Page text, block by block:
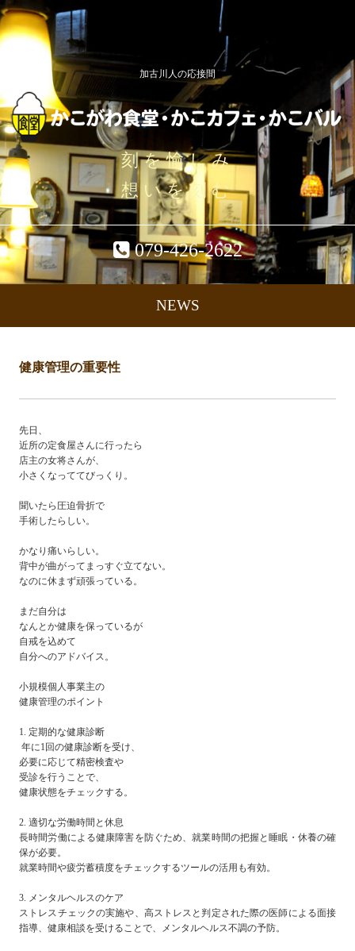
加古川人の応接間
刻を愉しみ
想いを刻む
079-426-2622
NEWS
健康管理の重要性
先日、
近所の定食屋さんに行ったら
店主の女将さんが、
小さくなっててびっくり。
聞いたら圧迫骨折で
手術したらしい。
かなり痛いらしい。
背中が曲がってまっすぐ立てない。
なのに休まず頑張っている。
まだ自分は
なんとか健康を保っているが
自戒を込めて
自分へのアドバイス。
小規模個人事業主の
健康管理のポイント
1. 定期的な健康診断
年に1回の健康診断を受け、
必要に応じて精密検査や
受診を行うことで、
健康状態をチェックする。
2. 適切な労働時間と休息
長時間労働による健康障害を防ぐため、就業時間の把握と睡眠・休養の確
保が必要。
就業時間や疲労蓄積度をチェックするツールの活用も有効。
3. メンタルヘルスのケア
ストレスチェックの実施や、高ストレスと判定された際の医師による面接
指導、健康相談を受けることで、メンタルヘルス不調の予防。